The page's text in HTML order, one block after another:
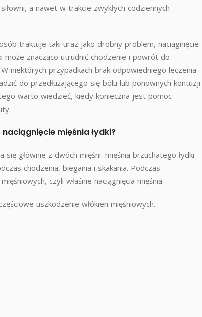
a nawet w trakcie zwykłych codziennych
traktuje taki uraz jako drobny problem, naciągnięcie
może znacząco utrudnić chodzenie i powrót do
niektórych przypadkach brak odpowiedniego leczenia
do przedłużającego się bólu lub ponownych kontuzji.
warto wiedzieć, kiedy konieczna jest pomoc
mięśnia łydki?
się głównie z dwóch mięśni: mięśnia brzuchatego łydki
chodzenia, biegania i skakania. Podczas
czyli właśnie naciągnięcia mięśnia.
uszkodzenie włókien mięśniowych.